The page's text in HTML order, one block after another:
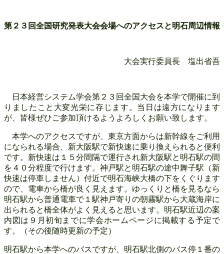
第２３回全国研究発表大会会場へのアクセスと明石周辺情報
大会実行委員長 塩出省吾
日本経営システム学会第２３回全国大会を本学で開催に到
りましたこと大変光栄に存じます。当日は遠方になります
が、皆様ぜひご参加頂けるようよろしくお願い致します。
本学へのアクセスですが、東京方面からは新幹線をご利用
になられる場合、新大阪駅で新快速に乗り換えられると便利
です。新快速は１５分間隔で運行され新大阪駅と明石駅の間
を４０分程度で行けます。神戸駅と明石駅の途中舞子駅（新
快速は停車しません）付近で明石海峡大橋の下をくぐります
ので、電車から橋が良く見えます。ゆっくりと橋を見るなら
明石駅から普通電車で１駅神戸寄りの朝霧駅から大蔵海岸に
出られると橋全体がよく見えると思います。明石駅近辺の案
内図は９月初旬までに学会ホームページに掲載する予定で
す。（その後随時更新の予定）
明石駅から本学へのバスですが、明石駅北側のバス停１番の